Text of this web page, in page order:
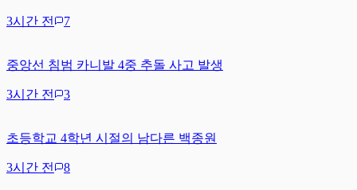
3시간 전 7
중앙선 침범 카니발 4중 추돌 사고 발생
3시간 전 3
초등학교 4학년 시절의 남다른 백종원
3시간 전 8